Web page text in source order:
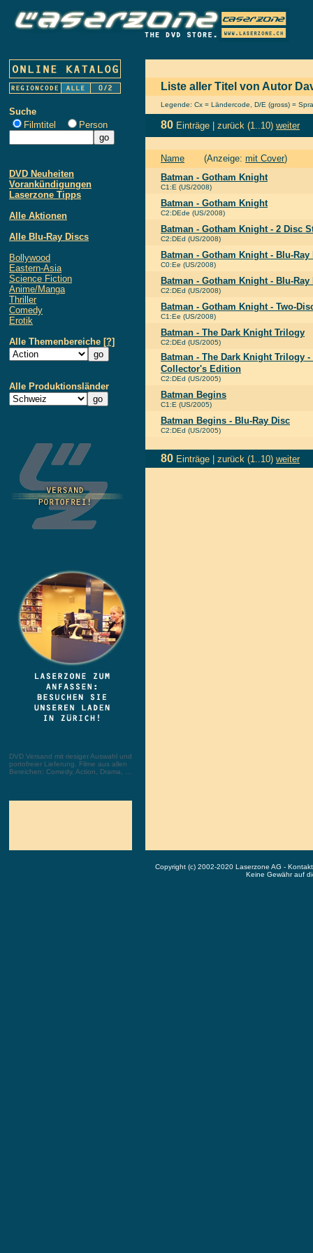
Suche
Filmtitel
Person
DVD Neuheiten
Vorankündigungen
Laserzone Tipps
Alle Aktionen
Alle Blu-Ray Discs
Bollywood
Eastern-Asia
Science Fiction
Anime/Manga
Thriller
Comedy
Erotik
Alle Themenbereiche [?]
Alle Produktionsländer
DVD Versand mit riesiger Auswahl und
portofreier Lieferung. Filme aus allen
Bereichen: Comedy, Action, Drama, ...
Liste aller Titel von Autor
Legende: Cx = Ländercode, D/E (gross) =
80 Einträge | zurück (1..10) weiter
Name (Anzeige: mit Cover)
Batman - Gotham Knight
C1:E (US/2008)
Batman - Gotham Knight
C2:DEde (US/2008)
Batman - Gotham Knight - 2 Disc
C2:DEd (US/2008)
Batman - Gotham Knight - Blu-Ray
C0:Ee (US/2008)
Batman - Gotham Knight - Blu-Ray
C2:DEd (US/2008)
Batman - Gotham Knight - Two-
C1:Ee (US/2008)
Batman - The Dark Knight Trilogy
C2:DEd (US/2005)
Batman - The Dark Knight Trilogy
Collector's Edition
C2:DEd (US/2005)
Batman Begins
C1:E (US/2005)
Batman Begins - Blu-Ray Disc
C2:DEd (US/2005)
80 Einträge | zurück (1..10) weiter
Copyright (c) 2002-2020 Laserzone AG -
Keine Gewähr auf